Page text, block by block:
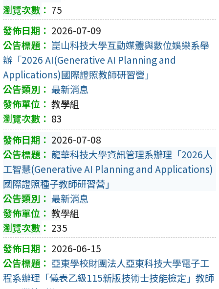
75
2026-07-09
崑山科技大學互動媒體與數位娛樂系舉
辦「2026 AI(Generative AI Planning and
Applications)國際證照教師研習營」
最新消息
教學組
83
2026-07-08
龍華科技大學資訊管理系辦理「2026人
工智慧(Generative AI Planning and Applications)
國際證照種子教師研習營」
最新消息
教學組
235
2026-06-15
亞東學校財團法人亞東科技大學電子工
程系辦理「儀表乙級115新版技術士技能檢定」教師